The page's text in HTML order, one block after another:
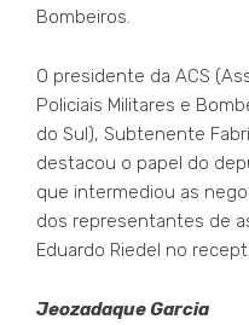
Bombeiros.
O presidente da ACS
Policiais Militares e
do Sul), Subtenente
destacou o papel do
que intermediou as
dos representantes de
Eduardo Riedel no
Jeozadaque Garcia